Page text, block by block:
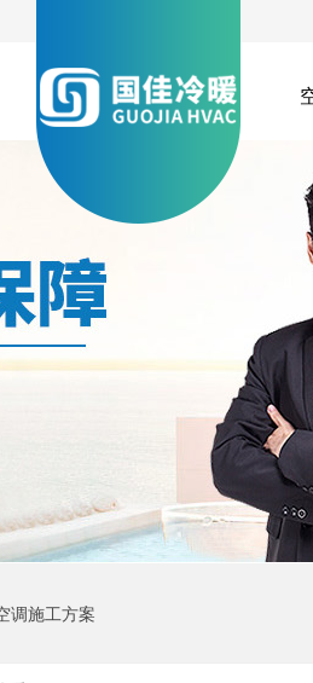
调施工方案